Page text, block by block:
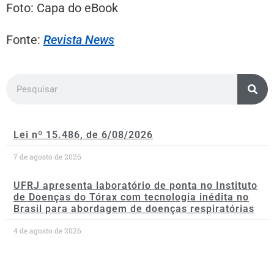
Foto: Capa do eBook
Fonte: Revista News
Lei nº 15.486, de 6/08/2026
7 de agosto de 2026
UFRJ apresenta laboratório de ponta no Instituto
de Doenças do Tórax com tecnologia inédita no
Brasil para abordagem de doenças respiratórias
4 de agosto de 2026